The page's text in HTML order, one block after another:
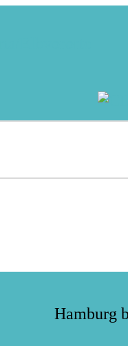
Hamburg